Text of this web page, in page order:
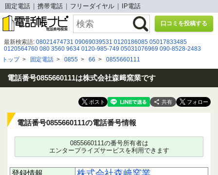
固定電話 携帯電話 フリーダイヤル IP電話
口コミを投稿する
最新検索語: 08021474731 09069039531 0120186085 05017833485
0120564760 080 3560 9634 0120-985-749 05031076969 090-8528-2483
090-6770-9782 05057836598
08039398288 08080884277 070-5063-7541 08080884702
0363698640 08054676075 0775030203 050-5784-8694 080 2902 1458
05031112035
トップ> 固定電話 > 0855 > 66 > 0855660111
電話番号0855660111は株式会社森﨑窯業です
共有
電話番号0855660111の電話番号情報
0855660111の番号所有者は
エンタープライズサービスを利用できます